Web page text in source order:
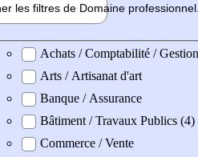
les filtres de Domaine professionnel
professionel
Achats / Comptabilité / Gestion
Arts / Artisanat d'art
Banque / Assurance
Bâtiment / Travaux Publics (4)
Commerce / Vente